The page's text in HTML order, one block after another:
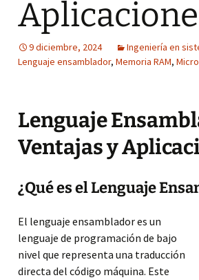
9 diciembre, 2024 Ingeniería en
Lenguaje ensamblador, Memoria RAM,
Lenguaje
Ventajas y
¿Qué es el Lenguaje
El lenguaje ensamblador es un
lenguaje de programación de bajo
nivel que representa una traducción
directa del código máquina. Este